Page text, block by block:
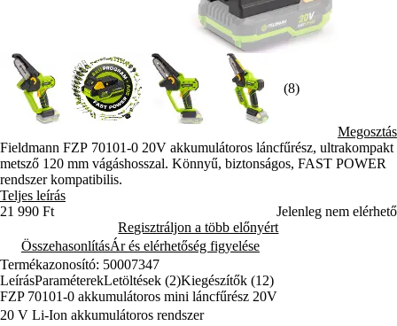
(8)
Megosztás
Fieldmann FZP 70101-0 20V akkumulátoros láncfűrész, ultrakompakt
metsző 120 mm vágáshosszal. Könnyű, biztonságos, FAST POWER
rendszer kompatibilis.
Teljes leírás
21 990 Ft
Jelenleg nem elérhető
Regisztráljon a több előnyért
ÖsszehasonlításÁr és elérhetőség figyelése
Termékazonosító: 50007347
LeírásParaméterekLetöltések (2)Kiegészítők (12)
FZP 70101-0 akkumulátoros mini láncfűrész 20V
20 V Li-Ion akkumulátoros rendszer